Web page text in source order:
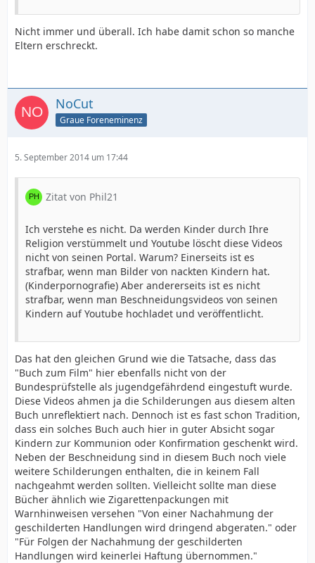
Nicht immer und überall. Ich habe damit schon so manche
Eltern erschreckt.
NoCut
Graue Foreneminenz
5. September 2014 um 17:44
Zitat von Phil21
Ich verstehe es nicht. Da werden Kinder durch Ihre
Religion verstümmelt und Youtube löscht diese Videos
nicht von seinen Portal. Warum? Einerseits ist es
strafbar, wenn man Bilder von nackten Kindern hat.
(Kinderpornografie) Aber andererseits ist es nicht
strafbar, wenn man Beschneidungsvideos von seinen
Kindern auf Youtube hochladet und veröffentlicht.
Das hat den gleichen Grund wie die Tatsache, dass das
"Buch zum Film" hier ebenfalls nicht von der
Bundesprüfstelle als jugendgefährdend eingestuft wurde.
Diese Videos ahmen ja die Schilderungen aus diesem alten
Buch unreflektiert nach. Dennoch ist es fast schon Tradition,
dass ein solches Buch auch hier in guter Absicht sogar
Kindern zur Kommunion oder Konfirmation geschenkt wird.
Neben der Beschneidung sind in diesem Buch noch viele
weitere Schilderungen enthalten, die in keinem Fall
nachgeahmt werden sollten. Vielleicht sollte man diese
Bücher ähnlich wie Zigarettenpackungen mit
Warnhinweisen versehen "Von einer Nachahmung der
geschilderten Handlungen wird dringend abgeraten." oder
"Für Folgen der Nachahmung der geschilderten
Handlungen wird keinerlei Haftung übernommen."